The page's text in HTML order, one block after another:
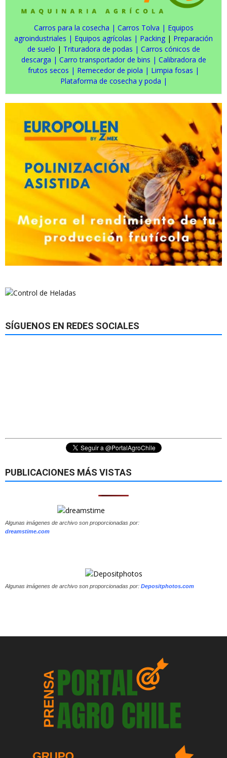
Carros para la cosecha | Carros Tolva | Equipos
agroindustriales | Equipos agrícolas | Packing | Preparación
de suelo | Trituradora de podas | Carros cónicos de
descarga | Carro transportador de bins | Calibradora de
frutos secos | Remecedor de piola | Limpia fosas |
Plataforma de cosecha y poda |
SÍGUENOS EN REDES SOCIALES
PUBLICACIONES MÁS VISTAS
Algunas imágenes de archivo son proporcionadas por:
dreamstime.com
Algunas imágenes de archivo son proporcionadas por: Depositphotos.com